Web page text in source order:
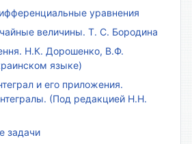
уравнения
величины. Т. С. Бородина
Н.К. Дорошенко, В.Ф.
языке)
и его приложения.
(Под редакцией Н.Н.
задачи